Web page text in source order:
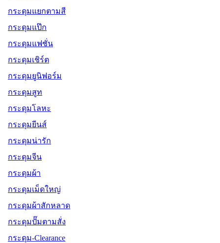
กระดุมแยกตามสี
กระดุมแป๊ก
กระดุมแฟชั่น
กระดุมเชิร์ต
กระดุมยูนิฟอร์ม
กระดุมสูท
กระดุมโลหะ
กระดุมยีนส์
กระดุมน่ารัก
กระดุมจีน
กระดุมผ้า
กระดุมเม็ดใหญ่
กระดุมผ้าสักหลาด
กระดุมปั๊มตามสั่ง
กระดุม-Clearance